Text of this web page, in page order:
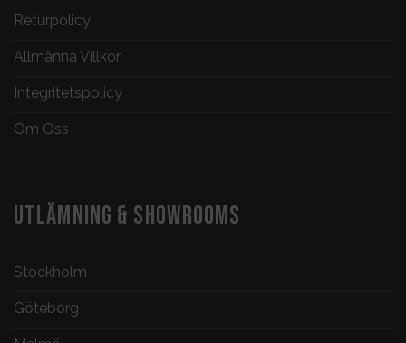
Returpolicy
Allmänna Villkor
Integritetspolicy
Om Oss
UTLÄMNING & SHOWROOMS
Stockholm
Göteborg